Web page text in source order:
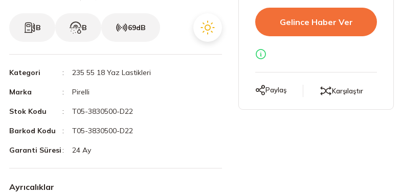
B B 69dB
Kategori 235 55 18 Yaz Lastikleri
Marka Pirelli
Stok Kodu T05-3830500-D22
Barkod Kodu T05-3830500-D22
Garanti Süresi 24 Ay
Ayrıcalıklar
Gelince Haber Ver
Paylaş Karşılaştır